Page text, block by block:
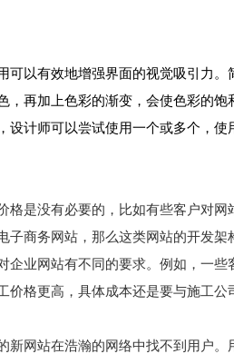
可以有效地增强界面的视觉吸引力
，再加上色彩的渐变，会使色彩的
设计师可以尝试使用一个或多个，
格是没有必要的，比如有些客户对
子商务网站，那么这类网站的开发
企业网站有不同的要求。例如，一
格更高，具体成本还是要与施工公
新网站在浩瀚的网络中找不到用户